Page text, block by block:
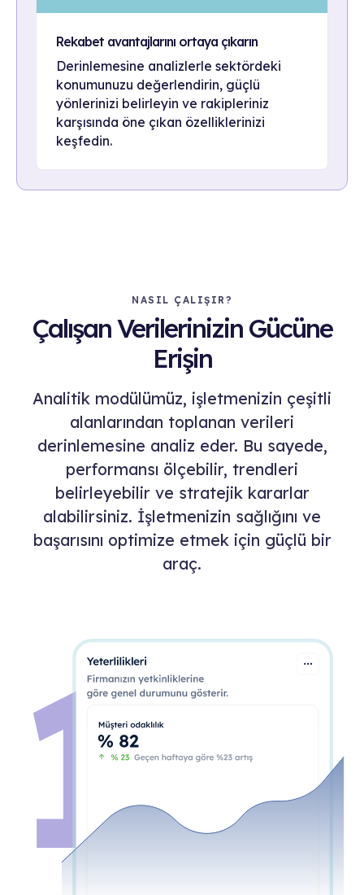
Rekabet avantajlarını ortaya çıkarın
Derinlemesine analizlerle sektördeki
konumunuzu değerlendirin, güçlü
yönlerinizi belirleyin ve rakipleriniz
karşısında öne çıkan özelliklerinizi
keşfedin.
NASIL ÇALIŞIR?
Çalışan Verilerinizin Gücüne
Erişin
Analitik modülümüz, işletmenizin çeşitli
alanlarından toplanan verileri
derinlemesine analiz eder. Bu sayede,
performansı ölçebilir, trendleri
belirleyebilir ve stratejik kararlar
alabilirsiniz. İşletmenizin sağlığını ve
başarısını optimize etmek için güçlü bir
araç.